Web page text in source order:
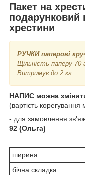
Пакет на
подарунковий
хрестини
РУЧКИ паперові
Щільність паперу 70
Витримує до 2 кг
НАПИС можна
(вартість
- для замовлення
92 (Ольга)
ширина
бічна складка